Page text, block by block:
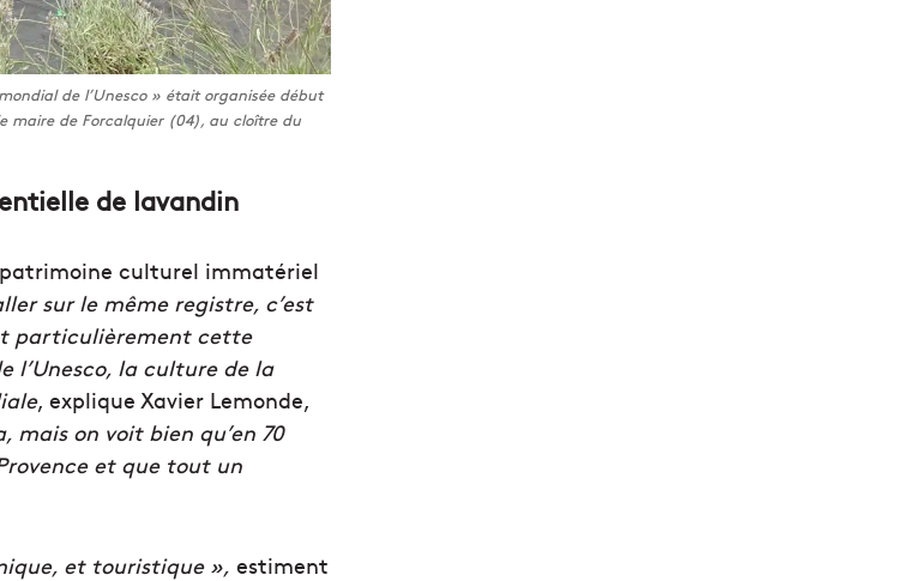
de l’Unesco » était organisée début
maire de Forcalquier (04), au cloître du
de lavandin
patrimoine culturel immatériel
sur le même registre, c’est
particulièrement cette
l’Unesco, la culture de la
, explique Xavier Lemonde,
mais on voit bien qu’en 70
et que tout un
et touristique », estiment